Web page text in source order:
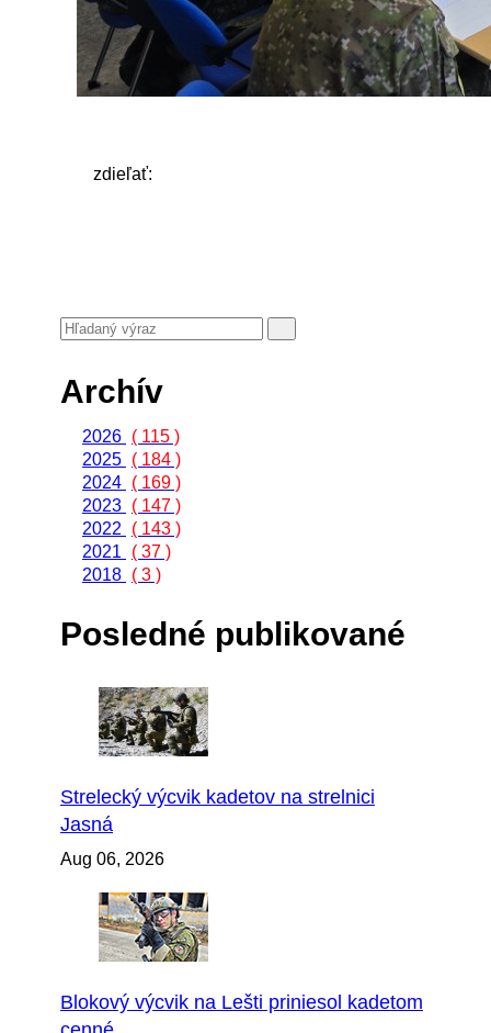
zdieľať:
Archív
2026 ( 115 )
2025 ( 184 )
2024 ( 169 )
2023 ( 147 )
2022
( 143 )
2021
( 37 )
2018 ( 3 )
Posledné publikované
Strelecký výcvik kadetov na strelnici
Jasná
Aug 06, 2026
Blokový výcvik na Lešti priniesol kadetom